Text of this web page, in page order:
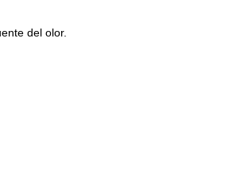
del olor.